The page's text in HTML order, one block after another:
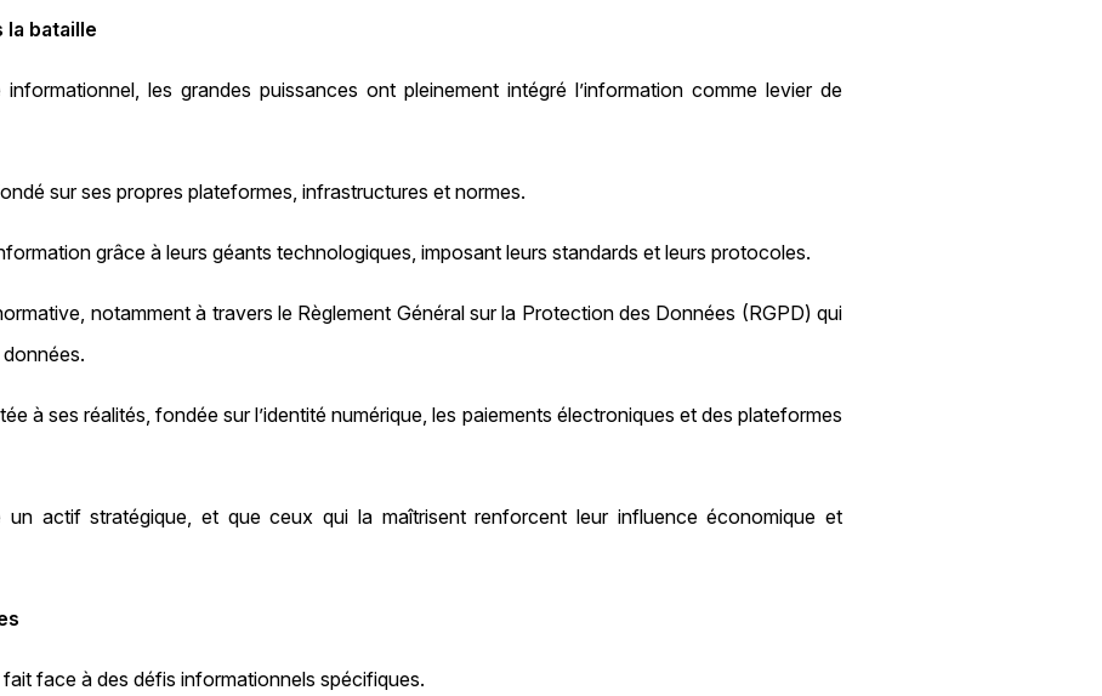
la bataille
les grandes puissances ont pleinement intégré l’information comme levier de
sur ses propres plateformes, infrastructures et normes.
grâce à leurs géants technologiques, imposant leurs standards et leurs protocoles.
notamment à travers le Règlement Général sur la Protection des Données (RGPD) qui
à ses réalités, fondée sur l’identité numérique, les paiements électroniques et des plateformes
un actif stratégique, et que ceux qui la maîtrisent renforcent leur influence économique et
fait face à des défis informationnels spécifiques.